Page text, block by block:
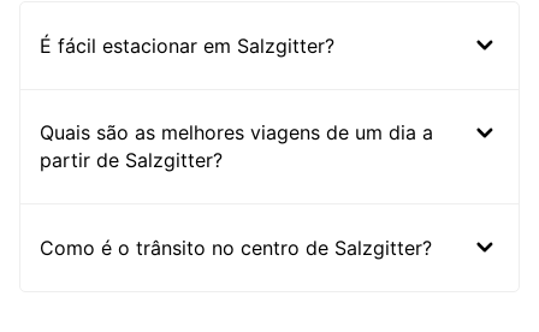
É fácil estacionar em Salzgitter?
Quais são as melhores viagens de um dia a
partir de Salzgitter?
Como é o trânsito no centro de Salzgitter?